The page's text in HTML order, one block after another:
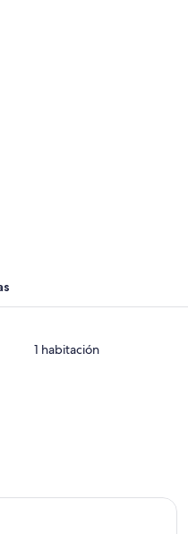
al aire libre
1 habitación